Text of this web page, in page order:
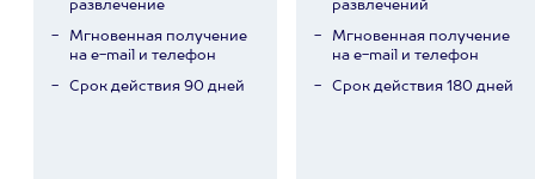
развлечение
Мгновенная получение
на e-mail и телефон
Срок действия 90 дней
развлечений
Мгновенная получение
на e-mail и телефон
Срок действия 180 дней